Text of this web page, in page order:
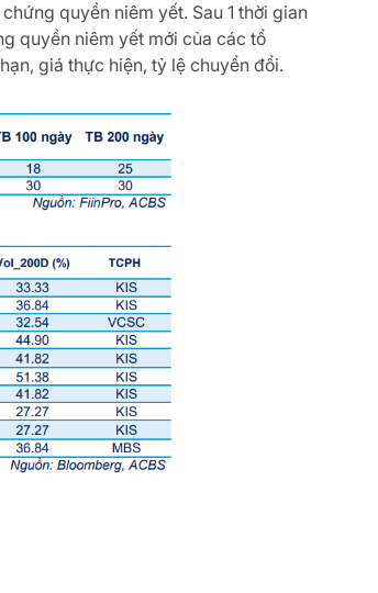
quyền niêm yết. Sau 1 thời gian
quyền niêm yết mới của các tổ
giá thực hiện, tỷ lệ chuyển đổi.